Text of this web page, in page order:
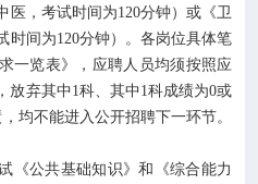
医，考试时间为120分钟）或《卫
时间为120分钟）。各岗位具体笔
一览表》，应聘人员均须按照应
放弃其中1科、其中1科成绩为0或
均不能进入公开招聘下一环节。
《公共基础知识》和《综合能力